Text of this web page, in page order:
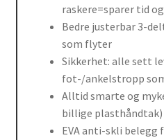
raskere=sparer tid
Bedre justerbar 3-
som flyter
Sikkerhet: alle sett
fot-/ankelstropp
Alltid smarte og
billige plasthåndtak)
EVA anti-skli belegg